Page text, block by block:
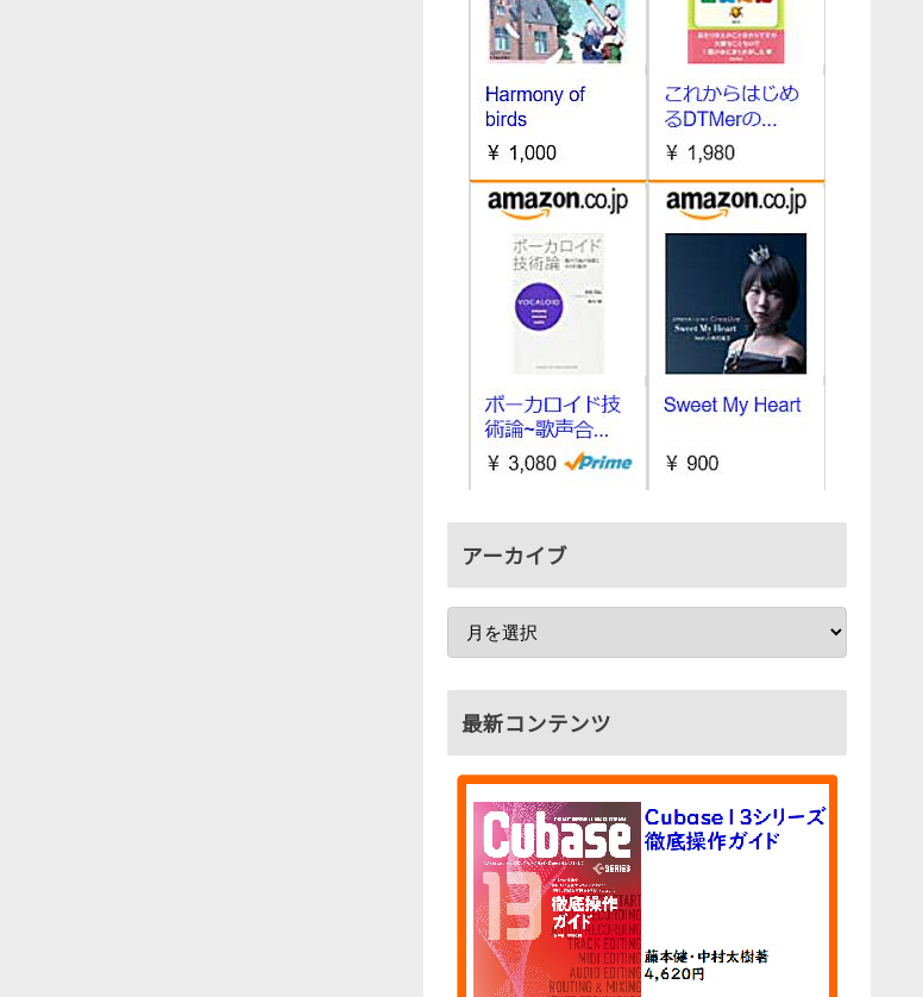
アーカイブ
最新コンテンツ